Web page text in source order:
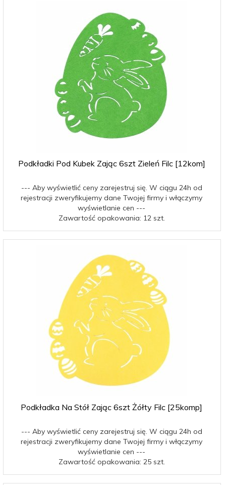
Podkładki Pod Kubek Zając 6szt Zieleń Filc [12kom]
--- Aby wyświetlić ceny zarejestruj się. W ciągu 24h od
rejestracji zweryfikujemy dane Twojej firmy i włączymy
wyświetlanie cen ---
Zawartość opakowania: 12 szt.
Podkładka Na Stół Zając 6szt Żółty Filc [25komp]
--- Aby wyświetlić ceny zarejestruj się. W ciągu 24h od
rejestracji zweryfikujemy dane Twojej firmy i włączymy
wyświetlanie cen ---
Zawartość opakowania: 25 szt.